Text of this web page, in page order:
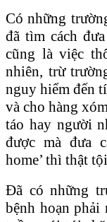
Có những
đã tìm cách
cũng là việc
nhiên, trừ
nguy hiểm đến
và cho hàng
táo hay người
được mà đưa
home’ thì thật
Đã có những
bệnh hoạn phải